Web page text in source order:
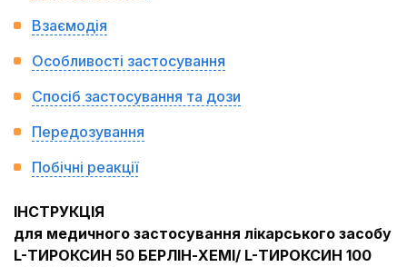
Взаємодія
Особливості застосування
Спосіб застосування та дози
Передозування
Побічні реакції
ІНСТРУКЦІЯ
для медичного застосування лікарського засобу
L-ТИРОКСИН 50 БЕРЛІН-ХЕМІ/ L-ТИРОКСИН 100